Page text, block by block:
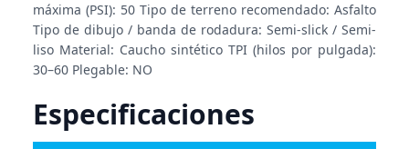
máxima (PSI): 50 Tipo de terreno recomendado: Asfalto
Tipo de dibujo / banda de rodadura: Semi-slick / Semi-
liso Material: Caucho sintético TPI (hilos por pulgada):
30–60 Plegable: NO
Especificaciones